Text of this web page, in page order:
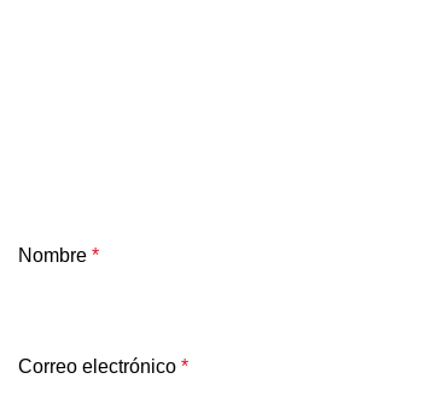
Nombre *
Correo electrónico *